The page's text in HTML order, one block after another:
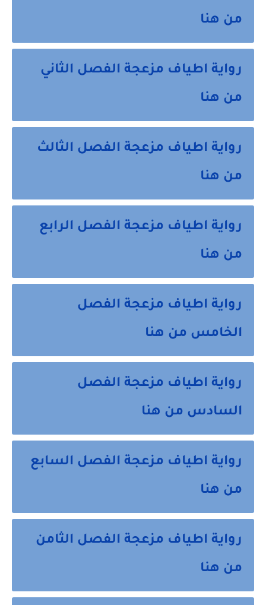
من هنا
رواية اطياف مزعجة الفصل الثاني
من هنا
رواية اطياف مزعجة الفصل الثالث
من هنا
رواية اطياف مزعجة الفصل الرابع
من هنا
رواية اطياف مزعجة الفصل
الخامس من هنا
رواية اطياف مزعجة الفصل
السادس من هنا
رواية اطياف مزعجة الفصل السابع
من هنا
رواية اطياف مزعجة الفصل الثامن
من هنا